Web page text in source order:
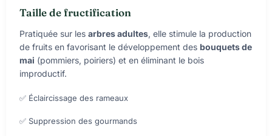
Taille de fructification
Pratiquée sur les arbres adultes, elle stimule la production
de fruits en favorisant le développement des bouquets de
mai (pommiers, poiriers) et en éliminant le bois
improductif.
✅ Éclaircissage des rameaux
✅ Suppression des gourmands